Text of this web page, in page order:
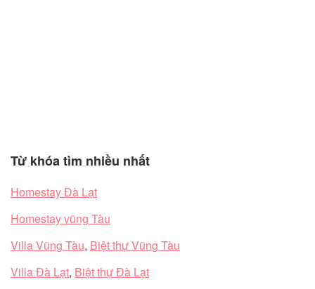
Từ khóa tìm nhiều nhất
Homestay Đà Lạt
Homestay vũng Tàu
Villa Vũng Tàu, Biệt thự Vũng Tàu
Villa Đà Lạt, Biệt thự Đà Lạt